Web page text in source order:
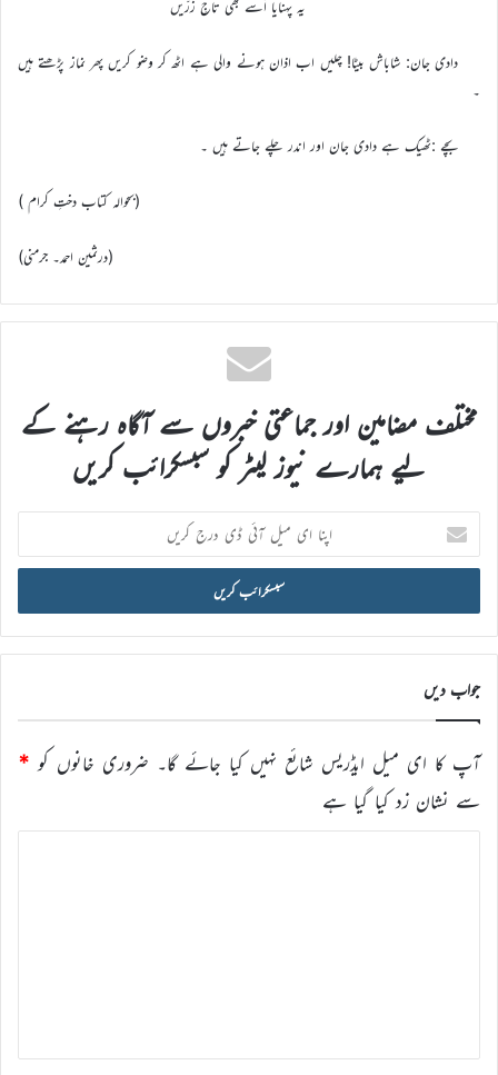
یہ پہنایا اُسے بھی تاجِ زرّیں
دادی جان: شاباش بیٹا! چلیں اب اذان ہونے والی ہے اٹھ کر وضو کریں پھر نماز پڑھتے ہیں
۔
بچے :ٹھیک ہے دادی جان اور اندر چلے جاتے ہیں ۔
(بحوالہ کتاب دختِ کرام )
(درثمین احمد۔ جرمنی)
مختلف مضامین اور جماعتی خبروں سے آگاہ رہنے کے
لیے ہمارے نیوز لیٹر کو سبسکرائب کریں
اپنا
ای
میل
ڈی
درج
کریں
جواب دیں
آپ کا ای میل ایڈریس شائع نہیں کیا جائے گا۔ ضروری خانوں کو *
سے نشان زد کیا گیا ہے